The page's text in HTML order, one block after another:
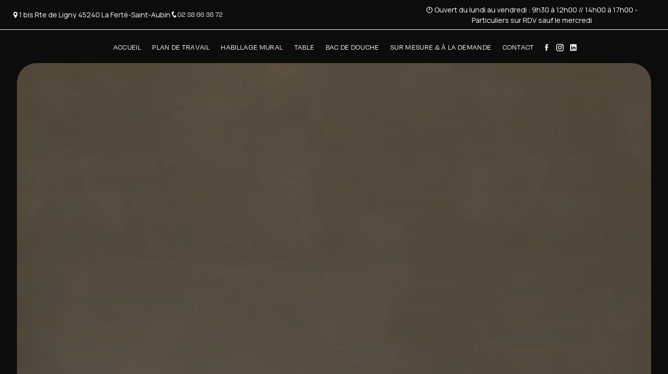
1 bis Rte de Ligny 45240 La Ferté-Saint-Aubin 02 38 66 36 72
Ouvert du lundi au vendredi : 9h30 à 12h00 // 14h00 à 17h00 -
Particuliers sur RDV sauf le mercredi
ACCUEIL PLAN DE TRAVAIL HABILLAGE MURAL TABLE BAC DE DOUCHE SUR MESURE & À LA DEMANDE CONTACT